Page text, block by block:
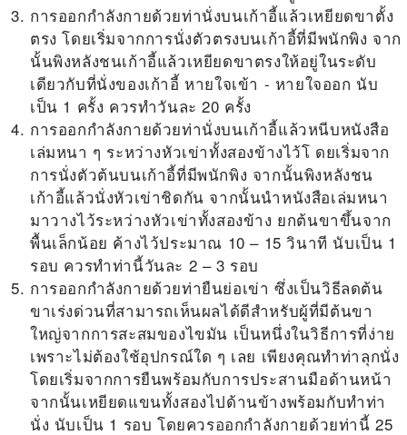
การออกกำลังกายด้วยท่านั่งบนเก้าอี้แล้วเหยียดขาตั้ง
ตรง โดยเริ่มจากการนั่งตัวตรงบนเก้าอี้ที่มีพนักพิง จาก
นั้นพิงหลังชนเก้าอี้แล้วเหยียดขาตรงให้อยู่ในระดับ
เดียวกับที่นั่งของเก้าอี้ หายใจเข้า - หายใจออก นับ
เป็น 1 ครั้ง ควรทำวันละ 20 ครั้ง
การออกกำลังกายด้วยท่านั่งบนเก้าอี้แล้วหนีบหนังสือ
เล่มหนา ๆ ระหว่างหัวเข่าทั้งสองข้างไว้โ ดยเริ่มจาก
การนั่งตัวต้นบนเก้าอี้ที่มีพนักพิง จากนั้นพิงหลังชน
เก้าอี้แล้วนั่งหัวเข่าชิดกัน จากนั้นนำหนังสือเล่มหนา
มาวางไว้ระหว่างหัวเข่าทั้งสองข้าง ยกต้นขาขึ้นจาก
พื้นเล็กน้อย ค้างไว้ประมาณ 10 – 15 วินาที นับเป็น 1
รอบ ควรทำท่านี้วันละ 2 – 3 รอบ
การออกกำลังกายด้วยท่ายืนย่อเข่า ซึ่งเป็นวิธีลดต้น
ขาเร่งด่วนที่สามารถเห็นผลได้ดีสำหรับผู้ที่มีต้นขา
ใหญ่จากการสะสมของไขมัน เป็นหนึ่งในวิธีการที่ง่าย
เพราะไม่ต้องใช้อุปกรณ์ใด ๆ เลย เพียงคุณทำท่าลุกนั่ง
โดยเริ่มจากการยืนพร้อมกับการประสานมือด้านหน้า
จากนั้นเหยียดแขนทั้งสองไปด้านข้างพร้อมกับทำท่า
นั่ง นับเป็น 1 รอบ โดยควรออกกำลังกายด้วยท่านี้ 25